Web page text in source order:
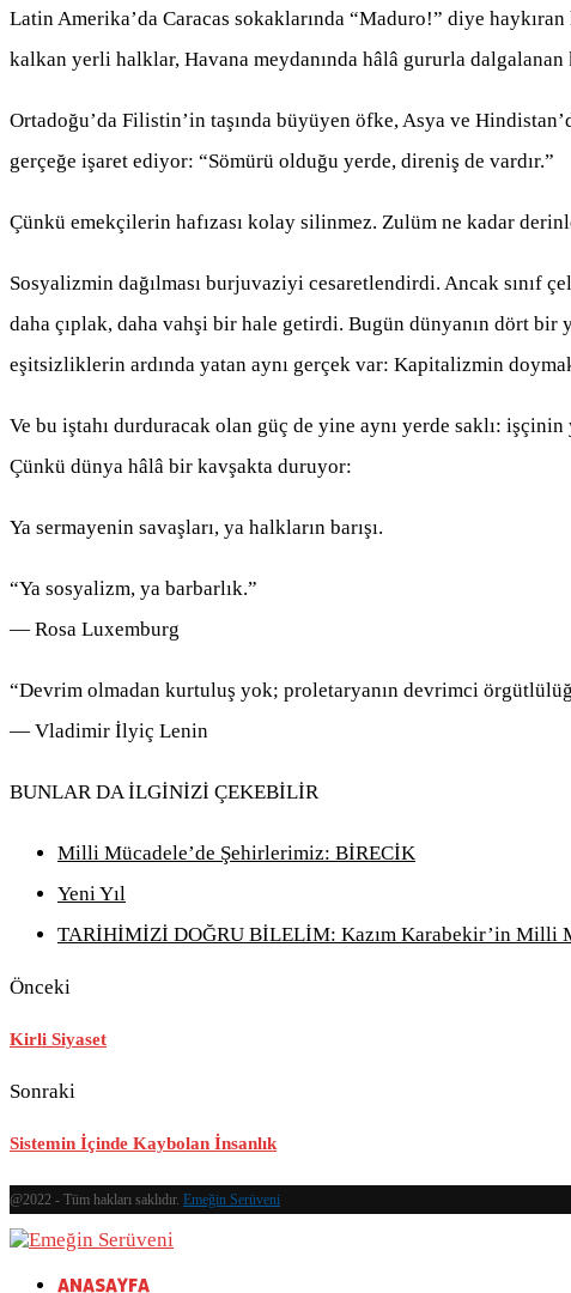
Latin Amerika’da Caracas sokaklarında “Maduro!” diye
kalkan yerli halklar, Havana meydanında hâlâ gururla
Ortadoğu’da Filistin’in taşında büyüyen öfke, Asya ve
gerçeğe işaret ediyor: “Sömürü olduğu yerde, direniş de vardır.”
Çünkü emekçilerin hafızası kolay silinmez. Zulüm ne kadar
Sosyalizmin dağılması burjuvaziyi cesaretlendirdi. Ancak sınıf
daha çıplak, daha vahşi bir hale getirdi. Bugün dünyanın dört bir
eşitsizliklerin ardında yatan aynı gerçek var: Kapitalizmin
Ve bu iştahı durduracak olan güç de yine aynı yerde saklı:
Çünkü dünya hâlâ bir kavşakta duruyor:
Ya sermayenin savaşları, ya halkların barışı.
“Ya sosyalizm, ya barbarlık.”
— Rosa Luxemburg
“Devrim olmadan kurtuluş yok; proletaryanın devrimci
— Vladimir İlyiç Lenin
BUNLAR DA İLGİNİZİ ÇEKEBİLİR
Milli Mücadele’de Şehirlerimiz: BİRECİK
Yeni Yıl
TARİHİMİZİ DOĞRU BİLELİM: Kazım Karabekir’in Milli
Önceki
Kirli Siyaset
Sonraki
Sistemin İçinde Kaybolan İnsanlık
@2022 - Tüm hakları saklıdır. Emeğin Serüveni
ANASAYFA